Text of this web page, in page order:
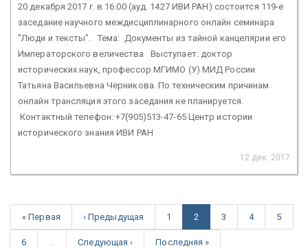
20 декабря 2017 г. в 16.00 (ауд. 1427 ИВИ РАН) состоится 119-е
заседание научного междисциплинарного онлайн семинара
"Люди и тексты". Тема: Документы из тайной канцелярии его
Императорского величества Выступает: доктор
исторических наук, профессор МГИМО (У) МИД России
Татьяна Васильевна Черникова. По техническим причинам
онлайн трансляция этого заседания не планируется.
Контактный телефон: +7(905)513-47-65 Центр истории
исторического знания ИВИ РАН
12 дек. 2017
« Первая ‹ Предыдущая 1 2 3 4 5
6 Следующая › Последняя »